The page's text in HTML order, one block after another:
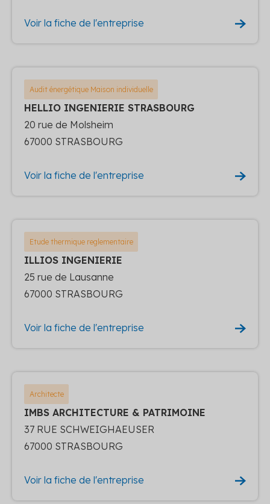
Voir la fiche de l'entreprise
Audit énergétique Maison individuelle
HELLIO INGENIERIE STRASBOURG
20 rue de Molsheim
67000 STRASBOURG
Voir la fiche de l'entreprise
Etude thermique reglementaire
ILLIOS INGENIERIE
25 rue de Lausanne
67000 STRASBOURG
Voir la fiche de l'entreprise
Architecte
IMBS ARCHITECTURE & PATRIMOINE
37 RUE SCHWEIGHAEUSER
67000 STRASBOURG
Voir la fiche de l'entreprise